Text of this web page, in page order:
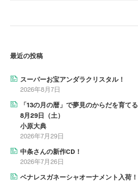
最近の投稿
スーパーお宝アンダラクリスタル！
2026年8月7日
「13の月の暦」で夢見のからだを育てる
8月29日（土）
小原大典
2026年7月29日
中条さんの新作CD！
2026年7月26日
ベナレスガネーシャオーナメント入荷！